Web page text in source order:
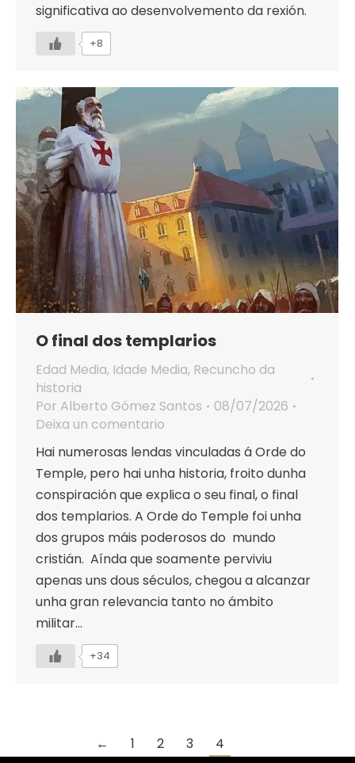
significativa ao desenvolvemento da rexión.
+8
O final dos templarios
Edad Media, Idade Media, Recuncho da
historia
Por Alberto Gómez Santos
08/07/2026
Deixa un comentario
Hai numerosas lendas vinculadas á Orde do
Temple, pero hai unha historia, froito dunha
conspiración que explica o seu final, o final
dos templarios. A Orde do Temple foi unha
dos grupos máis poderosos do mundo
cristián. Aínda que soamente perviviu
apenas uns dous séculos, chegou a alcanzar
unha gran relevancia tanto no ámbito
militar…
+34
← 1 2 3 4